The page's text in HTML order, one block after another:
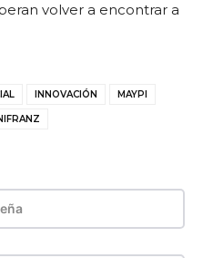
volver a encontrar a
INNOVACIÓN MAYPI